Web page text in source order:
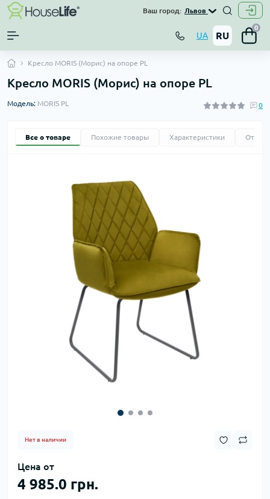
Ваш город: Львов
UA RU
0
Кресло MORIS (Морис) на опоре PL
Кресло MORIS (Морис) на опоре PL
Модель: MORIS PL 0
Все о товаре Похожие товары Характеристики
Нет в наличии
Цена от
4 985.0 грн.